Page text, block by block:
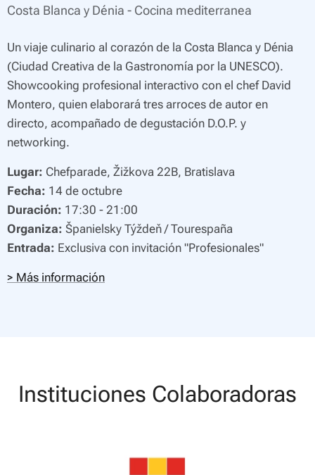
Costa Blanca y Dénia - Cocina mediterranea
Un viaje culinario al corazón de la Costa Blanca y Dénia
(Ciudad Creativa de la Gastronomía por la UNESCO).
Showcooking profesional interactivo con el chef David
Montero, quien elaborará tres arroces de autor en
directo, acompañado de degustación D.O.P. y
networking.
Lugar: Chefparade, Žižkova 22B, Bratislava
Fecha: 14 de octubre
Duración: 17:30 - 21:00
Organiza: Španielsky Týždeň / Tourespaña
Entrada: Exclusiva con invitación "Profesionales"
> Más información
Instituciones Colaboradoras